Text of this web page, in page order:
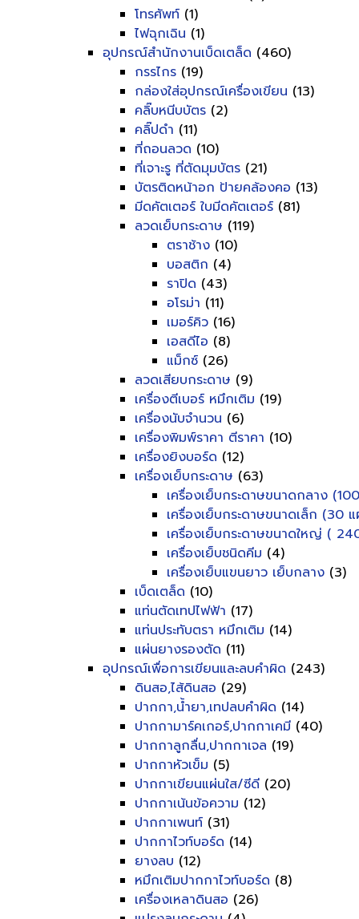
โทรศัพท์ (1)
ไฟฉุกเฉิน (1)
อุปกรณ์สำนักงานเบ็ดเตล็ด (460)
กรรไกร (19)
กล่องใส่อุปกรณ์เครื่องเขียน (13)
คลิ๊บหนีบบัตร (2)
คลิ๊ปดำ (11)
ที่ถอนลวด (10)
ที่เจาะรู ที่ตัดมุมบัตร (21)
บัตรติดหน้าอก ป้ายคล้องคอ (13)
มีดคัตเตอร์ ใบมีดคัตเตอร์ (81)
ลวดเย็บกระดาษ (119)
ตราช้าง (10)
บอสติก (4)
ราปิด (43)
อโรม่า (11)
เมอร์คิว (16)
เอสดีไอ (8)
แม็กซ์ (26)
ลวดเสียบกระดาษ (9)
เครื่องตีเบอร์ หมึกเติม (19)
เครื่องนับจำนวน (6)
เครื่องพิมพ์ราคา ตีราคา (10)
เครื่องยิงบอร์ด (12)
เครื่องเย็บกระดาษ (63)
เครื่องเย็บกระดาษขนาดกลาง
เครื่องเย็บกระดาษขนาดเล็ก (30
เครื่องเย็บกระดาษขนาดใหญ่ (
เครื่องเย็บชนิดคีม (4)
เครื่องเย็บแขนยาว เย็บกลาง (3)
เบ็ดเตล็ด (10)
แท่นตัดเทปไฟฟ้า (17)
แท่นประทับตรา หมึกเติม (14)
แผ่นยางรองตัด (11)
อุปกรณ์เพื่อการเขียนและลบคำผิด (243)
ดินสอ,ไส้ดินสอ (29)
ปากกา,น้ำยา,เทปลบคำผิด (14)
ปากกามาร์คเกอร์,ปากกาเคมี (40)
ปากกาลูกลื่น,ปากกาเจล (19)
ปากกาหัวเข็ม (5)
ปากกาเขียนแผ่นใส/ซีดี (20)
ปากกาเน้นข้อความ (12)
ปากกาเพนท์ (31)
ปากกาไวท์บอร์ด (14)
ยางลบ (12)
หมึกเติมปากกาไวท์บอร์ด (8)
เครื่องเหลาดินสอ (26)